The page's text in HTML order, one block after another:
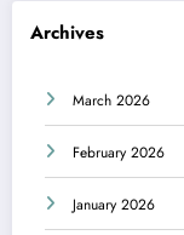
Archives
March 2026
February 2026
January 2026